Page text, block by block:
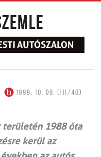
AUTÓSZALON
1999. 10. 09. (III/40)
területén 1988 óta
kerül az